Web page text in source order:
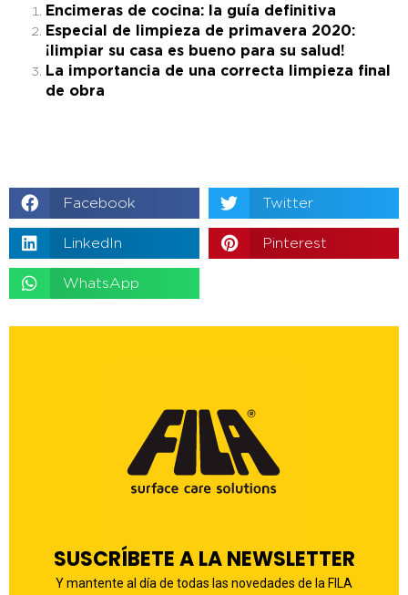
Encimeras de cocina: la guía definitiva
Especial de limpieza de primavera 2020:
¡limpiar su casa es bueno para su salud!
La importancia de una correcta limpieza final
de obra
Facebook Twitter
LinkedIn Pinterest
WhatsApp
SUSCRÍBETE A LA NEWSLETTER
Y mantente al día de todas las novedades de la FILA